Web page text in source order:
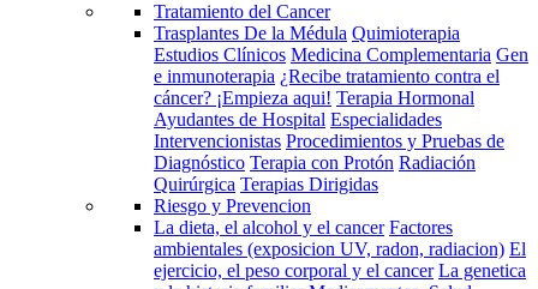
Tratamiento del Cancer
Trasplantes De la Médula Quimioterapia
Estudios Clínicos Medicina Complementaria Gen
e inmunoterapia ¿Recibe tratamiento contra el
cáncer? ¡Empieza aqui! Terapia Hormonal
Ayudantes de Hospital Especialidades
Intervencionistas Procedimientos y Pruebas de
Diagnóstico Terapia con Protón Radiación
Quirúrgica Terapias Dirigidas
Riesgo y Prevencion
La dieta, el alcohol y el cancer Factores
ambientales (exposicion UV, radon, radiacion) El
ejercicio, el peso corporal y el cancer La genetica